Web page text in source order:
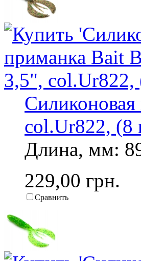
col.Ur822, (8
Длина, мм:
229,00 грн.
Сравнить